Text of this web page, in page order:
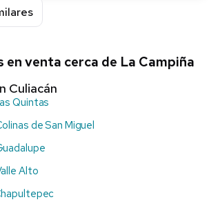
en venta cerca de La Campiña
Culiacán
Quintas
de San Miguel
Alto